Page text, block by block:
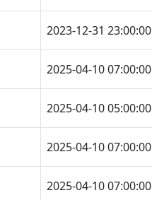
2023-12-31 23:00:00
2025-04-10 07:00:00
2025-04-10 05:00:00
2025-04-10 07:00:00
2025-04-10 07:00:00